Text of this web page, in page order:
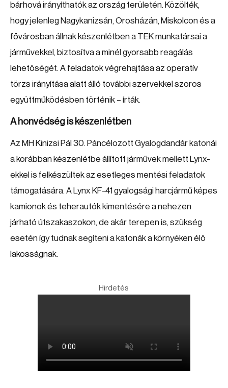
bárhová irányíthatók az ország területén. Közölték,
hogy jelenleg Nagykanizsán, Orosházán, Miskolcon és a
fővárosban állnak készenlétben a TEK munkatársai a
járművekkel, biztosítva a minél gyorsabb reagálás
lehetőségét. A feladatok végrehajtása az operatív
törzs irányítása alatt álló további szervekkel szoros
együttműködésben történik – írták.
A honvédség is készenlétben
Az MH Kinizsi Pál 30. Páncélozott Gyalogdandár katonái
a korábban készenlétbe állított járművek mellett Lynx-
ekkel is felkészültek az esetleges mentési feladatok
támogatására. A Lynx KF-41 gyalogsági harcjármű képes
kamionok és teherautók kimentésére a nehezen
járható útszakaszokon, de akár terepen is, szükség
esetén így tudnak segíteni a katonák a környéken élő
lakosságnak.
Hirdetés